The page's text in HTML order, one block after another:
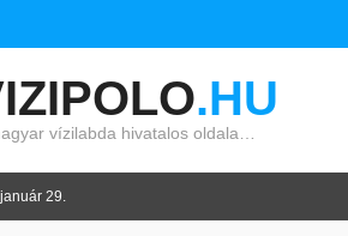
.HU
vízilabda hivatalos oldala…
29.